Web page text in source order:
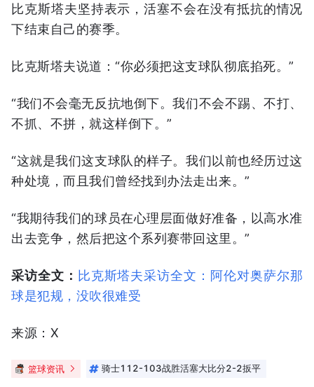
比克斯塔夫坚持表示，活塞不会在没有抵抗的情况
下结束自己的赛季。
比克斯塔夫说道：“你必须把这支球队彻底掐死。”
“我们不会毫无反抗地倒下。我们不会不踢、不打、
不抓、不拼，就这样倒下。”
“这就是我们这支球队的样子。我们以前也经历过这
种处境，而且我们曾经找到办法走出来。”
“我期待我们的球员在心理层面做好准备，以高水准
出去竞争，然后把这个系列赛带回这里。”
采访全文： 比克斯塔夫采访全文：阿伦对奥萨尔那
球是犯规，没吹很难受
来源：X
篮球资讯 骑士112-103战胜活塞大比分2-2扳平